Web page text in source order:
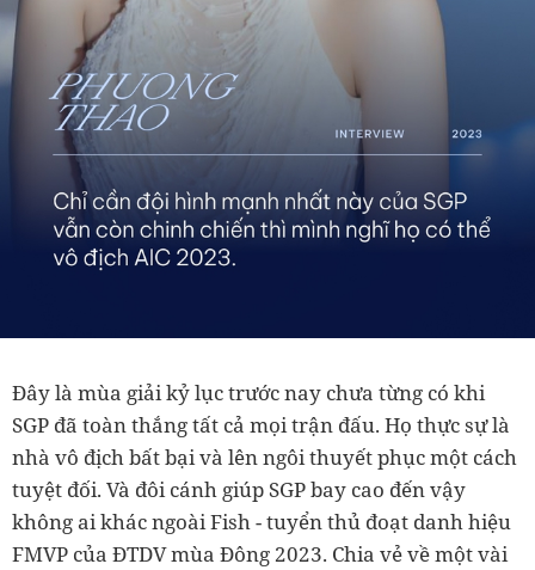
Đây là mùa giải kỷ lục trước nay chưa từng có khi
SGP đã toàn thắng tất cả mọi trận đấu. Họ thực sự là
nhà vô địch bất bại và lên ngôi thuyết phục một cách
tuyệt đối. Và đôi cánh giúp SGP bay cao đến vậy
không ai khác ngoài Fish - tuyển thủ đoạt danh hiệu
FMVP của ĐTDV mùa Đông 2023. Chia vẻ về một vài